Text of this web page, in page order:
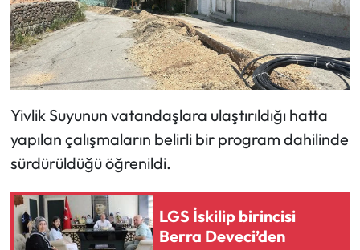
Yivlik Suyunun vatandaşlara ulaştırıldığı hatta
yapılan çalışmaların belirli bir program dahilinde
sürdürüldüğü öğrenildi.
LGS İskilip birincisi
Berra Deveci’den
Ortaköy Haberleri
Osmancık Haberleri
Otomotiv
Resmi İlan
Resmi Reklam
Sağlık